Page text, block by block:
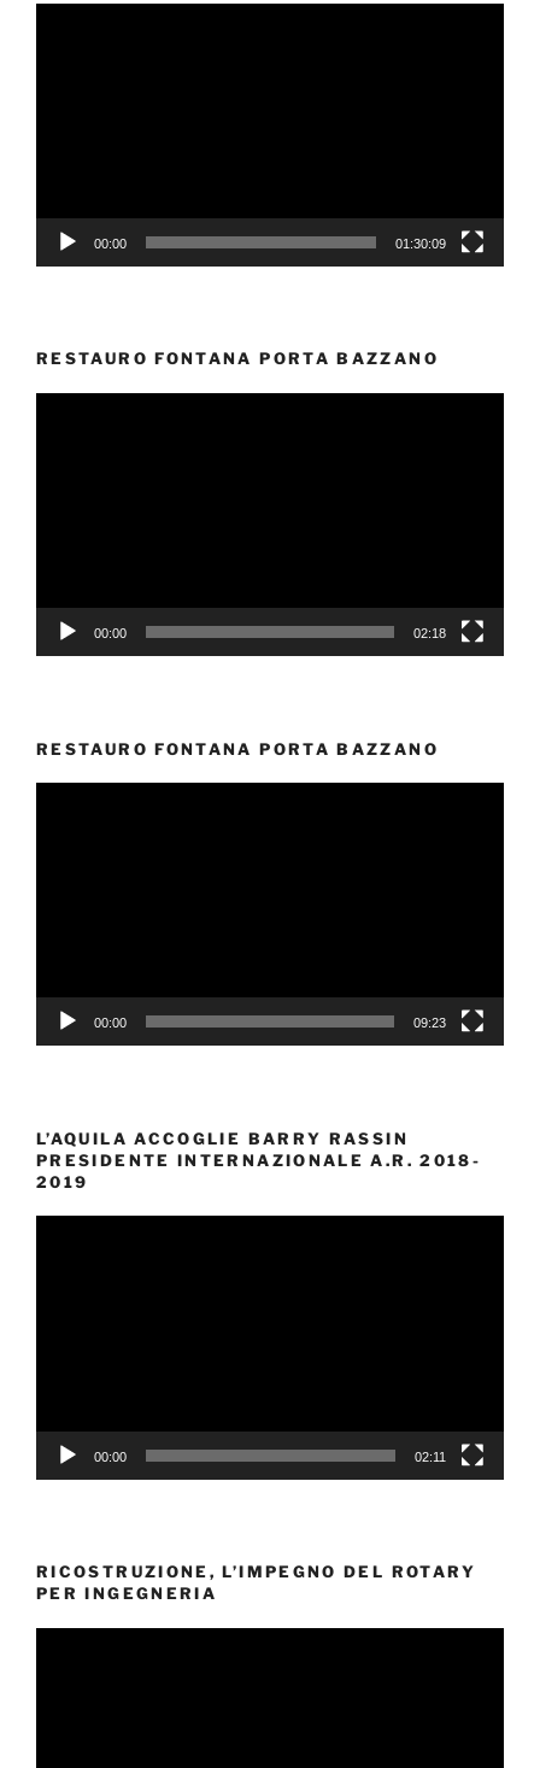
00:00 01:30:09
RESTAURO FONTANA PORTA BAZZANO
00:00 02:18
RESTAURO FONTANA PORTA BAZZANO
00:00 09:23
L’AQUILA ACCOGLIE BARRY RASSIN
PRESIDENTE INTERNAZIONALE A.R. 2018-
2019
00:00 02:11
RICOSTRUZIONE, L’IMPEGNO DEL ROTARY
PER INGEGNERIA